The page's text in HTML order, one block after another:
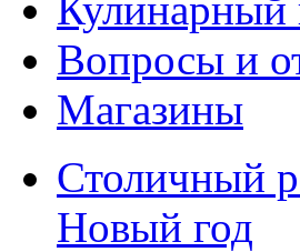
Вопросы и
Магазины
Столичный
Новый год